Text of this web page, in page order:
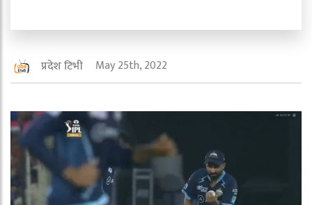
प्रदेश टिभी May 25th, 2022